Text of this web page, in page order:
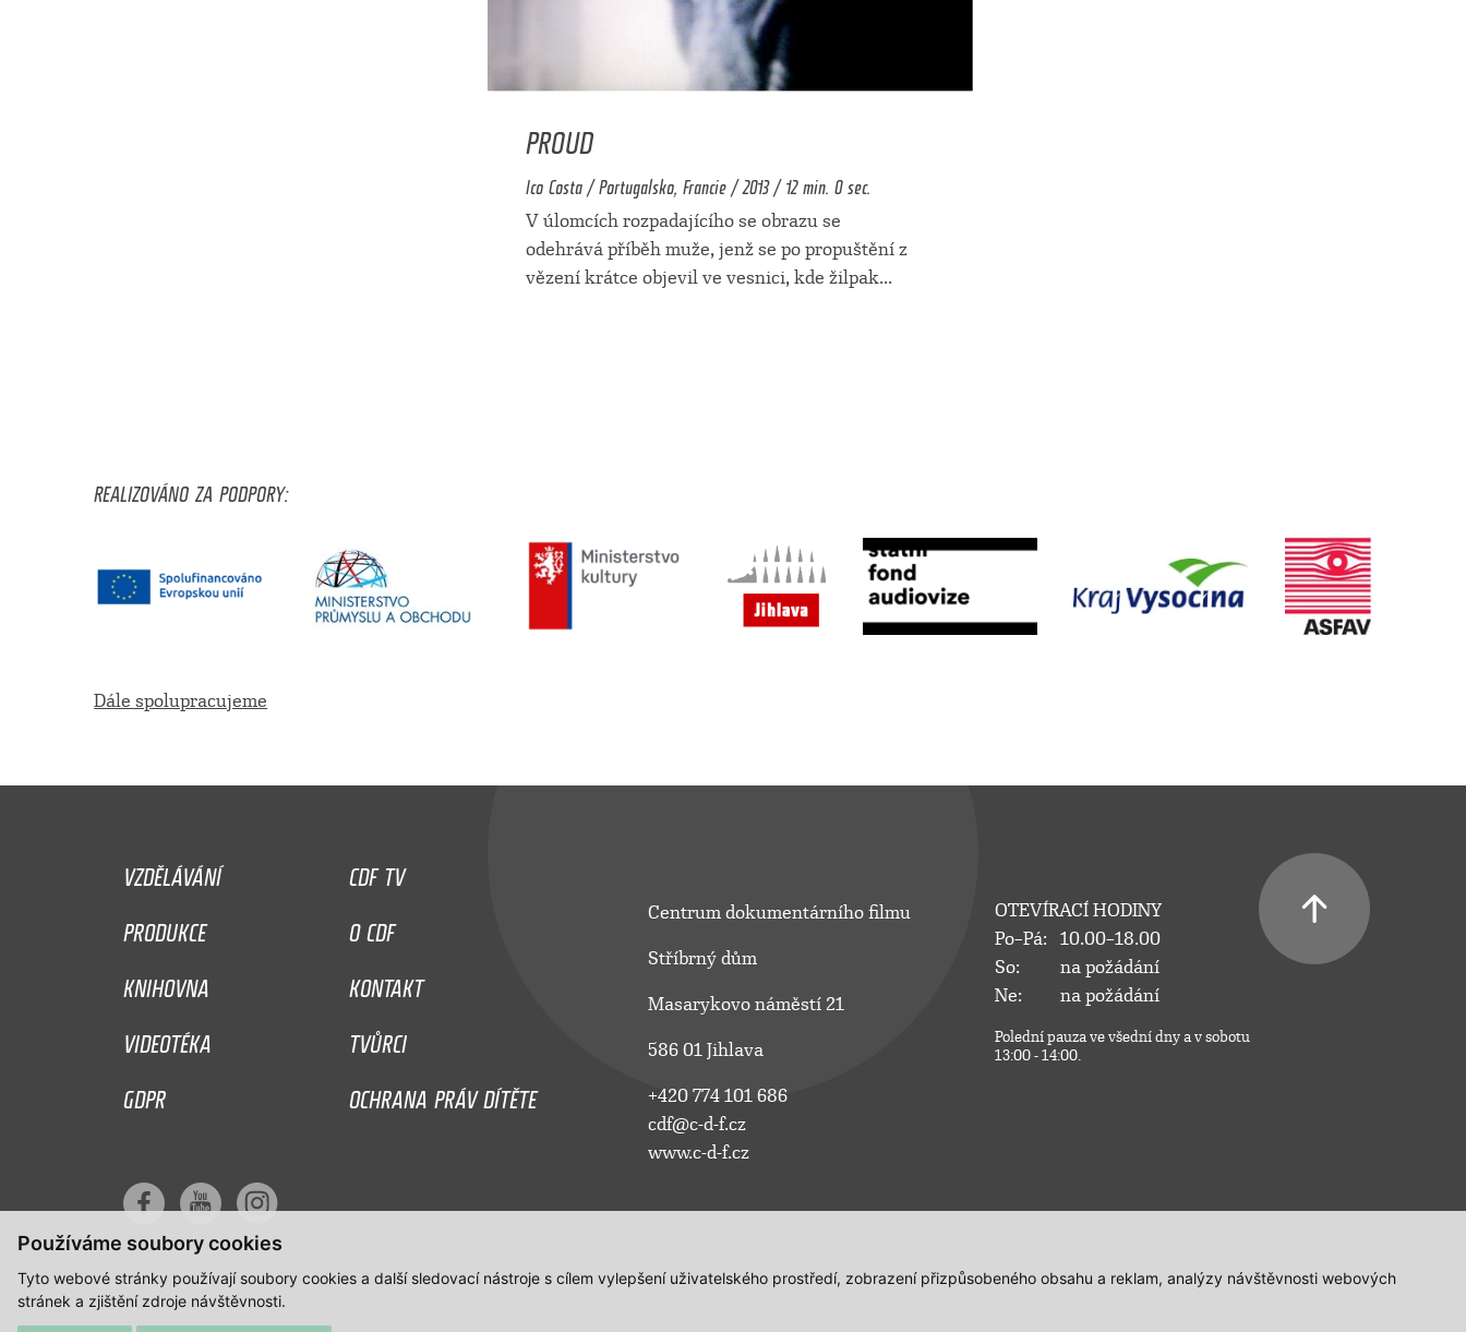
Používáme soubory cookies
Tyto webové stránky používají soubory cookies a další sledovací nástroje s cílem vylepšení uživatelského prostředí, zobrazení přizpůsobeného obsahu a reklam, analýzy návštěvnosti webových
stránek a zjištění zdroje návštěvnosti.
PROUD
Ico Costa / Portugalsko, Francie / 2013 / 12 min. 0 sec.
V úlomcích rozpadajícího se obrazu se
odehrává příběh muže, jenž se po propuštění z
vězení krátce objevil ve vesnici, kde žilpak...
REALIZOVÁNO ZA PODPORY:
Dále spolupracujeme
VZDĚLÁVÁNÍ
CDF TV
PRODUKCE
O CDF
KNIHOVNA
KONTAKT
VIDEOTÉKA
TVŮRCI
GDPR
OCHRANA PRÁV DÍTĚTE
Centrum dokumentárního filmu
Stříbrný dům
Masarykovo náměstí 21
586 01 Jihlava
+420 774 101 686
cdf@c-d-f.cz
www.c-d-f.cz
OTEVÍRACÍ HODINY
Po–Pá:
10.00–18.00
So:
na požádání
Ne:
na požádání
Polední pauza ve všední dny a v sobotu
13:00 - 14:00.